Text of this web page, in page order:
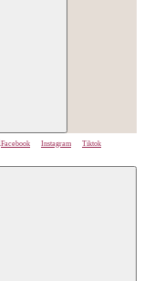
Facebook Instagram
Tiktok